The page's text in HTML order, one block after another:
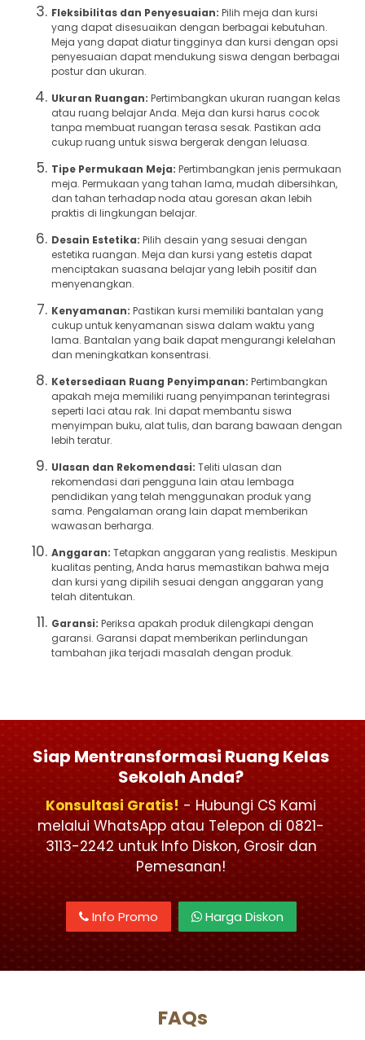
Fleksibilitas dan Penyesuaian: Pilih meja dan kursi
yang dapat disesuaikan dengan berbagai kebutuhan.
Meja yang dapat diatur tingginya dan kursi dengan opsi
penyesuaian dapat mendukung siswa dengan berbagai
postur dan ukuran.
Ukuran Ruangan: Pertimbangkan ukuran ruangan kelas
atau ruang belajar Anda. Meja dan kursi harus cocok
tanpa membuat ruangan terasa sesak. Pastikan ada
cukup ruang untuk siswa bergerak dengan leluasa.
Tipe Permukaan Meja: Pertimbangkan jenis permukaan
meja. Permukaan yang tahan lama, mudah dibersihkan,
dan tahan terhadap noda atau goresan akan lebih
praktis di lingkungan belajar.
Desain Estetika: Pilih desain yang sesuai dengan
estetika ruangan. Meja dan kursi yang estetis dapat
menciptakan suasana belajar yang lebih positif dan
menyenangkan.
Kenyamanan: Pastikan kursi memiliki bantalan yang
cukup untuk kenyamanan siswa dalam waktu yang
lama. Bantalan yang baik dapat mengurangi kelelahan
dan meningkatkan konsentrasi.
Ketersediaan Ruang Penyimpanan: Pertimbangkan
apakah meja memiliki ruang penyimpanan terintegrasi
seperti laci atau rak. Ini dapat membantu siswa
menyimpan buku, alat tulis, dan barang bawaan dengan
lebih teratur.
Ulasan dan Rekomendasi: Teliti ulasan dan
rekomendasi dari pengguna lain atau lembaga
pendidikan yang telah menggunakan produk yang
sama. Pengalaman orang lain dapat memberikan
wawasan berharga.
Anggaran: Tetapkan anggaran yang realistis. Meskipun
kualitas penting, Anda harus memastikan bahwa meja
dan kursi yang dipilih sesuai dengan anggaran yang
telah ditentukan.
Garansi: Periksa apakah produk dilengkapi dengan
garansi. Garansi dapat memberikan perlindungan
tambahan jika terjadi masalah dengan produk.
Siap Mentransformasi Ruang Kelas
Sekolah Anda?
Konsultasi Gratis! - Hubungi CS Kami
melalui WhatsApp atau Telepon di 0821-
3113-2242 untuk Info Diskon, Grosir dan
Pemesanan!
Info Promo Harga Diskon
FAQs